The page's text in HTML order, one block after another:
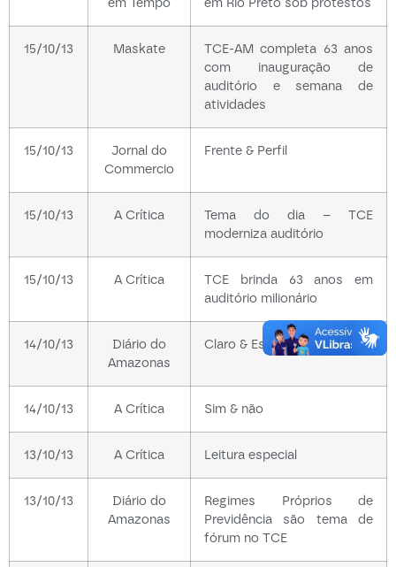
15/10/13 Maskate
TCE-AM completa 63 anos
com inauguração de
auditório e semana de
atividades
15/10/13
Jornal do
Commercio
Frente & Perfil
15/10/13 A Crítica
Tema do dia – TCE
moderniza auditório
15/10/13 A Crítica
TCE brinda 63 anos em
auditório milionário
14/10/13
Diário do
Amazonas
Claro & Escuro
14/10/13 A Crítica Sim & não
13/10/13 A Crítica Leitura especial
13/10/13
Diário do
Amazonas
Regimes Próprios de
Previdência são tema de
fórum no TCE